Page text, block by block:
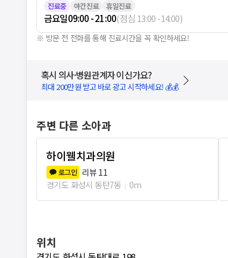
진료중 야간진료 휴일진료
금요일09:00 - 21:00(점심 13:00-14:00)
※ 방문 전 전화를 통해 진료시간을 꼭 확인하세요!
혹시 의사·병원관계자 이신가요?
최대 200만원 받고 바로 광고 시작하세요! 💰💰
주변 다른 소아과
하이웰치과의원
로그인 리뷰 11
경기도 화성시 동탄7동
0m
위치